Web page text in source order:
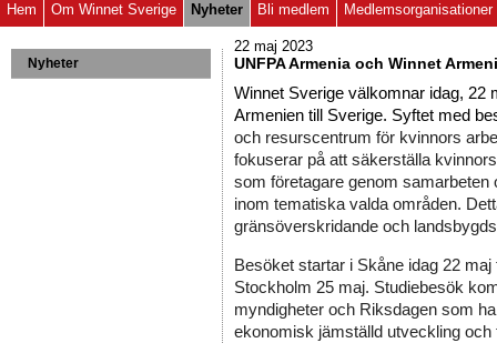
Hem Om Winnet Sverige Nyheter Bli medlem Medlemsorganisationer
Nyheter
22 maj 2023
UNFPA Armenia och Winnet
Winnet Sverige välkomnar idag, 22
Armenien till Sverige. Syftet med
och resurscentrum för kvinnors
fokuserar på att säkerställa
som företagare genom
inom tematiska valda områden.
gränsöverskridande och
Besöket startar i Skåne idag 22
Stockholm 25 maj. Studiebesök
myndigheter och Riksdagen som
ekonomisk jämställd utveckling